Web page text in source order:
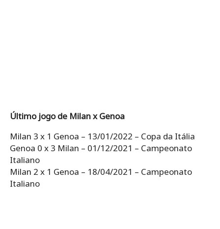
Último jogo de Milan x Genoa
Milan 3 x 1 Genoa – 13/01/2022 – Copa da Itália
Genoa 0 x 3 Milan – 01/12/2021 – Campeonato
Italiano
Milan 2 x 1 Genoa – 18/04/2021 – Campeonato
Italiano